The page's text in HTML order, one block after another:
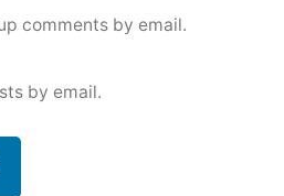
comments by email.
by email.